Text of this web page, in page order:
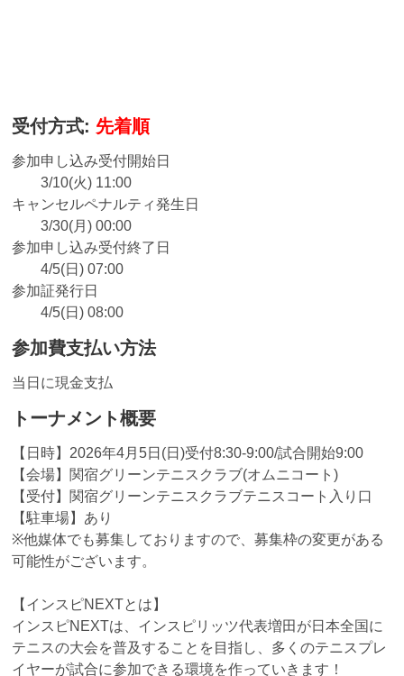
受付方式: 先着順
参加申し込み受付開始日
3/10(火) 11:00
キャンセルペナルティ発生日
3/30(月) 00:00
参加申し込み受付終了日
4/5(日) 07:00
参加証発行日
4/5(日) 08:00
参加費支払い方法
当日に現金支払
トーナメント概要
【日時】2026年4月5日(日)受付8:30-9:00/試合開始9:00
【会場】関宿グリーンテニスクラブ(オムニコート)
【受付】関宿グリーンテニスクラブテニスコート入り口
【駐車場】あり
※他媒体でも募集しておりますので、募集枠の変更がある
可能性がございます。
【インスピNEXTとは】
インスピNEXTは、インスピリッツ代表増田が日本全国に
テニスの大会を普及することを目指し、多くのテニスプレ
イヤーが試合に参加できる環境を作っていきます！